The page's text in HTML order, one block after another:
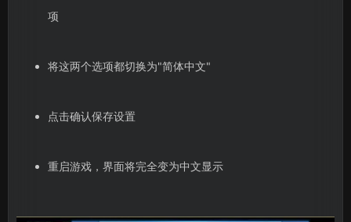
项
将这两个选项都切换为"简体中文"
点击确认保存设置
重启游戏，界面将完全变为中文显示